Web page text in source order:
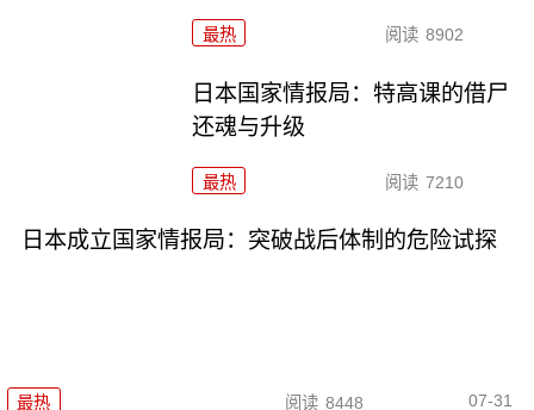
最热 阅读 8902
日本国家情报局：特高课的借尸
还魂与升级
最热 阅读 7210
日本成立国家情报局：突破战后体制的危险试探
最热 阅读 8448 07-31